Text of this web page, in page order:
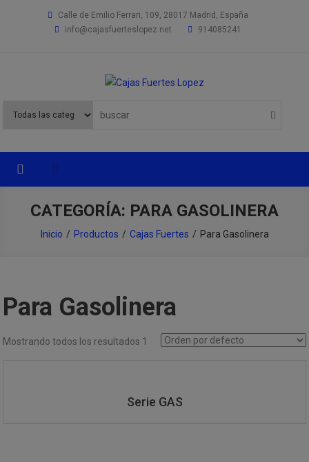
Calle de Emilio Ferrari, 109, 28017 Madrid, España
info@cajasfuerteslopez.net
914085241
CATEGORÍA: PARA GASOLINERA
Inicio Productos Cajas Fuertes Para Gasolinera
Para Gasolinera
Mostrando todos los resultados 1
Serie GAS